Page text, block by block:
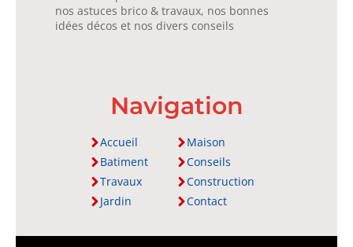
nos astuces brico & travaux, nos bonnes
idées décos et nos divers conseils
Navigation
Accueil
Batiment
Travaux
Jardin
Maison
Conseils
Construction
Contact